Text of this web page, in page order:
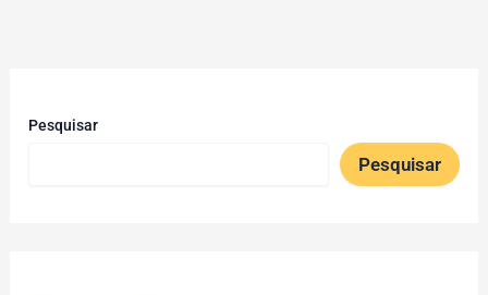
Pesquisar
Pesquisar